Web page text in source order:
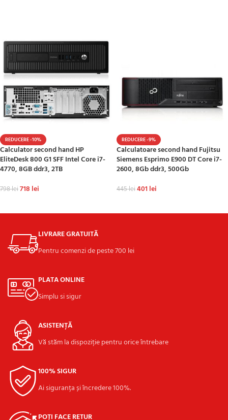
REDUCERE -10%
Calculator second hand HP
EliteDesk 800 G1 SFF Intel Core i7-
4770, 8GB ddr3, 2TB
798lei718 lei
REDUCERE -9%
Calculatoare second hand Fujitsu
Siemens Esprimo E900 DT Core i7-
2600, 8Gb ddr3, 500Gb
445lei401 lei
LIVRARE GRATUITĂ
Pentru comenzi de peste 700 lei
PLATA ONLINE
Simplu si sigur
ASISTENȚĂ
Vă stăm la dispoziție pentru orice întrebare
100% SIGUR
Ai siguranța și încredere 100%.
POȚI FACE RETUR